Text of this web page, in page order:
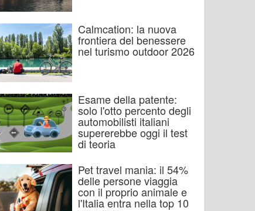
Calmcation: la nuova
frontiera del benessere
nel turismo outdoor 2026
Esame della patente:
solo l'otto percento degli
automobilisti italiani
supererebbe oggi il test
di teoria
Pet travel mania: il 54%
delle persone viaggia
con il proprio animale e
l'Italia entra nella top 10